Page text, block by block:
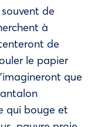
de
à
de
le papier
que
qui bouge et